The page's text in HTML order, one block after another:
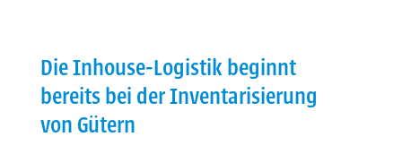
Die Inhouse-Logistik beginnt
bereits bei der Inventarisierung
von Gütern